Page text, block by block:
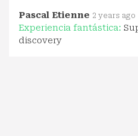
Pascal Etienne 2 years ago
Experiencia fantástica:
discovery